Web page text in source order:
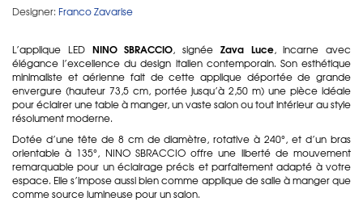
Designer: Franco Zavarise
L’applique LED NINO SBRACCIO, signée Zava Luce, incarne avec
élégance l’excellence du design italien contemporain. Son esthétique
minimaliste et aérienne fait de cette applique déportée de grande
envergure (hauteur 73,5 cm, portée jusqu’à 2,50 m) une pièce idéale
pour éclairer une table à manger, un vaste salon ou tout intérieur au style
résolument moderne.
Dotée d’une tête de 8 cm de diamètre, rotative à 240°, et d’un bras
orientable à 135°, NINO SBRACCIO offre une liberté de mouvement
remarquable pour un éclairage précis et parfaitement adapté à votre
espace. Elle s’impose aussi bien comme applique de salle à manger que
comme source lumineuse pour un salon.